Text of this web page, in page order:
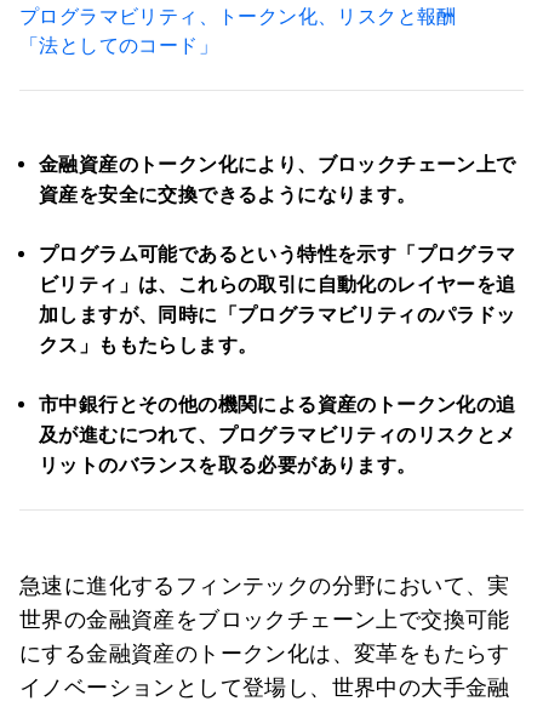
金融資産のトークン化により、ブロックチェーン上で
資産を安全に交換できるようになります。
プログラム可能であるという特性を示す「プログラマ
ビリティ」は、これらの取引に自動化のレイヤーを追
加しますが、同時に「プログラマビリティのパラドッ
クス」ももたらします。
市中銀行とその他の機関による資産のトークン化の追
及が進むにつれて、プログラマビリティのリスクとメ
リットのバランスを取る必要があります。
急速に進化するフィンテックの分野において、実
世界の金融資産をブロックチェーン上で交換可能
にする金融資産のトークン化は、変革をもたらす
イノベーションとして登場し、世界中の大手金融
プログラマビリティ、トークン化、リスクと報酬
「法としてのコード」